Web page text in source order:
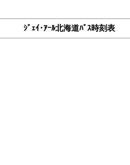
ｼﾞｪｲ･ｱｰﾙ北海道ﾊﾞｽ時刻表